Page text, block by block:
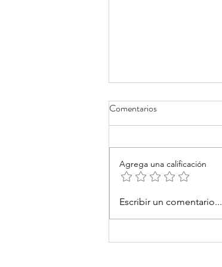
Pensar la tecnología
Comentarios
Agrega una calificación
Escribir un comentario...